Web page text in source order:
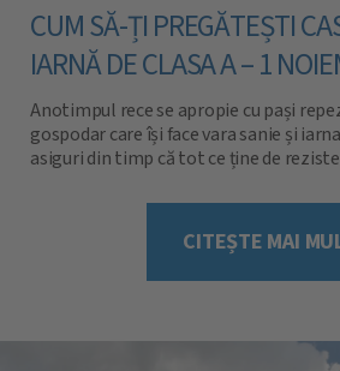
CUM SĂ-ȚI PREGĂTEȘTI
IARNĂ DE CLASA A – 1
Anotimpul rece se apropie cu pași
gospodar care își face vara sanie și
asiguri din timp că tot ce ține de
resurselor, la costuri mici cu
CITEȘTE MAI